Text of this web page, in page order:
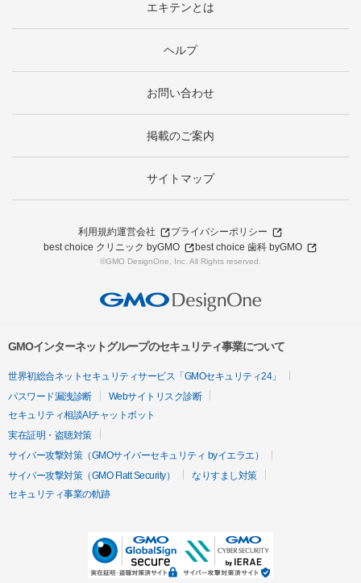
エキテンとは
ヘルプ
お問い合わせ
掲載のご案内
サイトマップ
利用規約運営会社
プライバシーポリシー
best choice クリニック byGMO
best choice 歯科 byGMO
©GMO DesignOne, Inc. All Rights reserved.
GMOインターネットグループのセキュリティ事業について
世界初総合ネットセキュリティサービス「GMOセキュリティ24」
パスワード漏洩診断
Webサイトリスク診断
セキュリティ相談AIチャットボット
実在証明・盗聴対策
サイバー攻撃対策（GMOサイバーセキュリティ byイエラエ）
サイバー攻撃対策（GMO Flatt Security）
なりすまし対策
セキュリティ事業の軌跡